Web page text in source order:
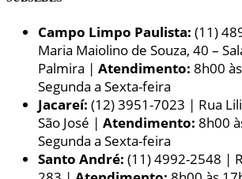
Campo Limpo Paulista: (11)
Maria Maiolino de Souza, 40 –
Palmira | Atendimento: 8h00
Segunda a Sexta-feira
Jacareí: (12) 3951-7023 | Rua Lili
São José | Atendimento: 8h00
Segunda a Sexta-feira
Santo André: (11) 4992-2548 |